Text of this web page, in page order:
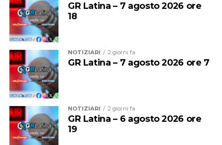
Una crescita costante che oggi la società sceglie di
mettere nuovamente al servizio del proprio settore
giovanile, con la convinzione che investire nelle persone
significhi investire nel futuro del club.
GR Latina – 7 agosto 2026 ore
18
NOTIZIARI 2 giorni fa
GR Latina – 7 agosto 2026 ore 7
NOTIZIARI 2 giorni fa
GR Latina – 6 agosto 2026 ore
19